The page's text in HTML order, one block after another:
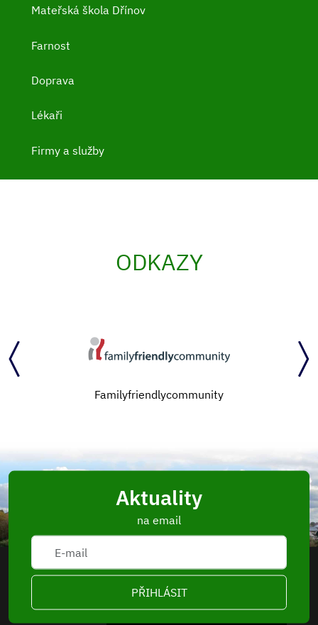
Mateřská škola Dřínov
Farnost
Doprava
Lékaři
Firmy a služby
ODKAZY
Familyfriendlycommunity
Aktuality
na email
PŘIHLÁSIT